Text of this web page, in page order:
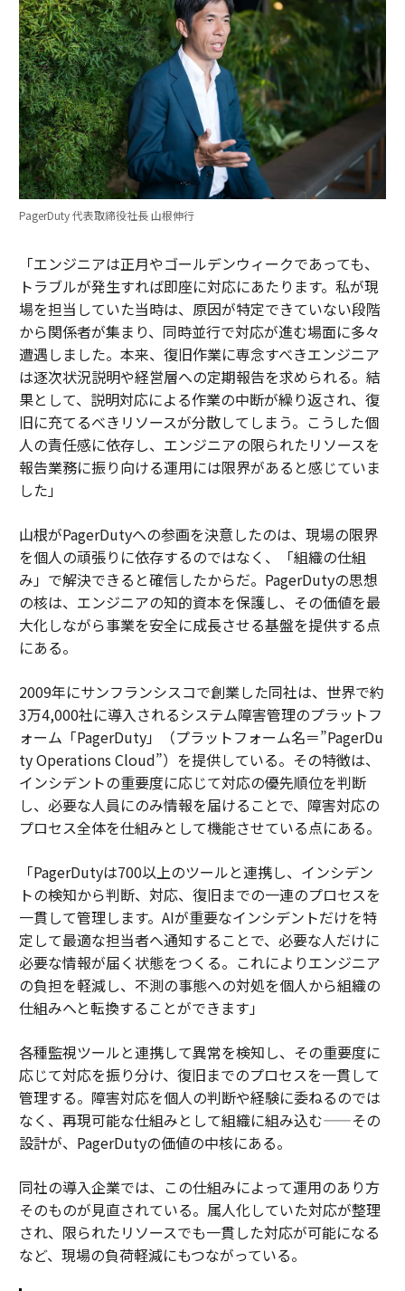
PagerDuty 代表取締役社長 山根伸行
「エンジニアは正月やゴールデンウィークであっても、
トラブルが発生すれば即座に対応にあたります。私が現
場を担当していた当時は、原因が特定できていない段階
から関係者が集まり、同時並行で対応が進む場面に多々
遭遇しました。本来、復旧作業に専念すべきエンジニア
は逐次状況説明や経営層への定期報告を求められる。結
果として、説明対応による作業の中断が繰り返され、復
旧に充てるべきリソースが分散してしまう。こうした個
人の責任感に依存し、エンジニアの限られたリソースを
報告業務に振り向ける運用には限界があると感じていま
した」
山根がPagerDutyへの参画を決意したのは、現場の限界
を個人の頑張りに依存するのではなく、「組織の仕組
み」で解決できると確信したからだ。PagerDutyの思想
の核は、エンジニアの知的資本を保護し、その価値を最
大化しながら事業を安全に成長させる基盤を提供する点
にある。
2009年にサンフランシスコで創業した同社は、世界で約
3万4,000社に導入されるシステム障害管理のプラットフ
ォーム「PagerDuty」（プラットフォーム名＝”PagerDu
ty Operations Cloud”）を提供している。その特徴は、
インシデントの重要度に応じて対応の優先順位を判断
し、必要な人員にのみ情報を届けることで、障害対応の
プロセス全体を仕組みとして機能させている点にある。
「PagerDutyは700以上のツールと連携し、インシデン
トの検知から判断、対応、復旧までの一連のプロセスを
一貫して管理します。AIが重要なインシデントだけを特
定して最適な担当者へ通知することで、必要な人だけに
必要な情報が届く状態をつくる。これによりエンジニア
の負担を軽減し、不測の事態への対処を個人から組織の
仕組みへと転換することができます」
各種監視ツールと連携して異常を検知し、その重要度に
応じて対応を振り分け、復旧までのプロセスを一貫して
管理する。障害対応を個人の判断や経験に委ねるのでは
なく、再現可能な仕組みとして組織に組み込む——その
設計が、PagerDutyの価値の中核にある。
同社の導入企業では、この仕組みによって運用のあり方
そのものが見直されている。属人化していた対応が整理
され、限られたリソースでも一貫した対応が可能になる
など、現場の負荷軽減にもつながっている。